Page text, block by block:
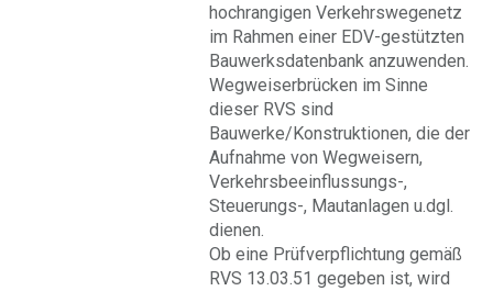
hochrangigen Verkehrswegenetz
im Rahmen einer EDV-gestützten
Bauwerksdatenbank anzuwenden.
Wegweiserbrücken im Sinne
dieser RVS sind
Bauwerke/Konstruktionen, die der
Aufnahme von Wegweisern,
Verkehrsbeeinflussungs-,
Steuerungs-, Mautanlagen u.dgl.
dienen.
Ob eine Prüfverpflichtung gemäß
RVS 13.03.51 gegeben ist, wird